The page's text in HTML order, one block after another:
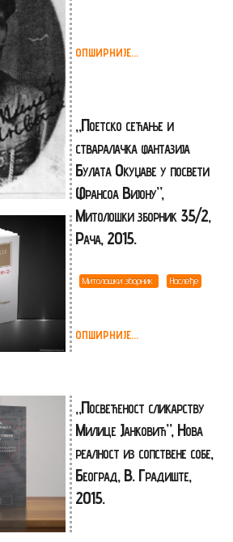
ОПШИРНИЈЕ...
„Поетско сећање и
стваралачка фантазија
Булата Окуџаве у посвети
Франсоа Вијону”,
Митолошки зборник 35/2,
Рача, 2015.
Митолошки зборник Наслеђе
ОПШИРНИЈЕ...
„Посвећеност сликарству
Милице Јанковић”, Нова
реалност из сопствене собе,
Београд, В. Градиште,
2015.